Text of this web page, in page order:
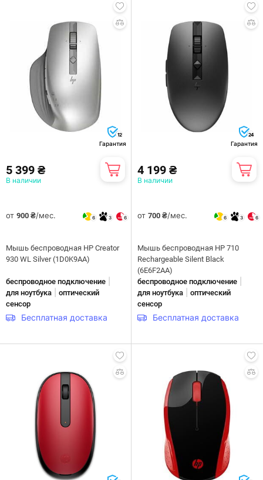
12
Гарантия
5 399 ₴
В наличии
от 900 ₴/мес. 6 3 6
Мышь беспроводная HP Creator
930 WL Silver (1D0K9AA)
беспроводное подключение
для ноутбука
оптический
сенсор
Бесплатная доставка
24
Гарантия
4 199 ₴
В наличии
от 700 ₴/мес. 6 3 6
Мышь беспроводная HP 710
Rechargeable Silent Black
(6E6F2AA)
беспроводное подключение
для ноутбука
оптический
сенсор
Бесплатная доставка